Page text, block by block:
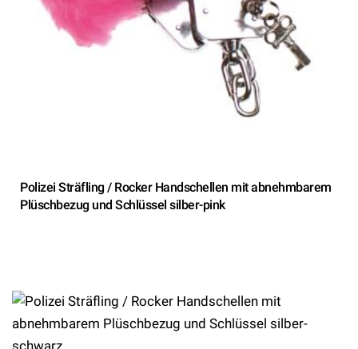
Polizei Sträfling / Rocker Handschellen mit abnehmbarem
Plüschbezug und Schlüssel silber-pink